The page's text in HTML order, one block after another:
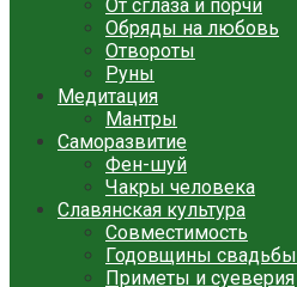
От сглаза и порчи
Обряды на любовь
Отвороты
Руны
Медитация
Мантры
Саморазвитие
Фен-шуй
Чакры человека
Славянская культура
Совместимость
Годовщины свадьбы
Приметы и суеверия